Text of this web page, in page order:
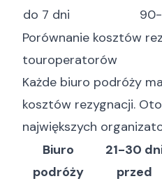
do 7 dni
Porównanie kosztów
touroperatorów
Każde biuro podróży
kosztów rezygnacji.
największych
Biuro
podróży
21-30
przed